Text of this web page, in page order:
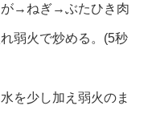
→ねぎ→ぶたひき肉
弱火で炒める。(5秒
を少し加え弱火のま